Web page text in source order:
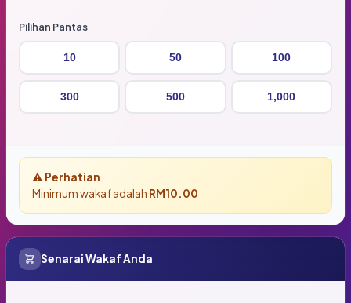
Senarai Wakaf Anda
Pilihan Pantas
10 50 100
300 500 1,000
⚠️ Perhatian
Minimum wakaf adalah RM10.00